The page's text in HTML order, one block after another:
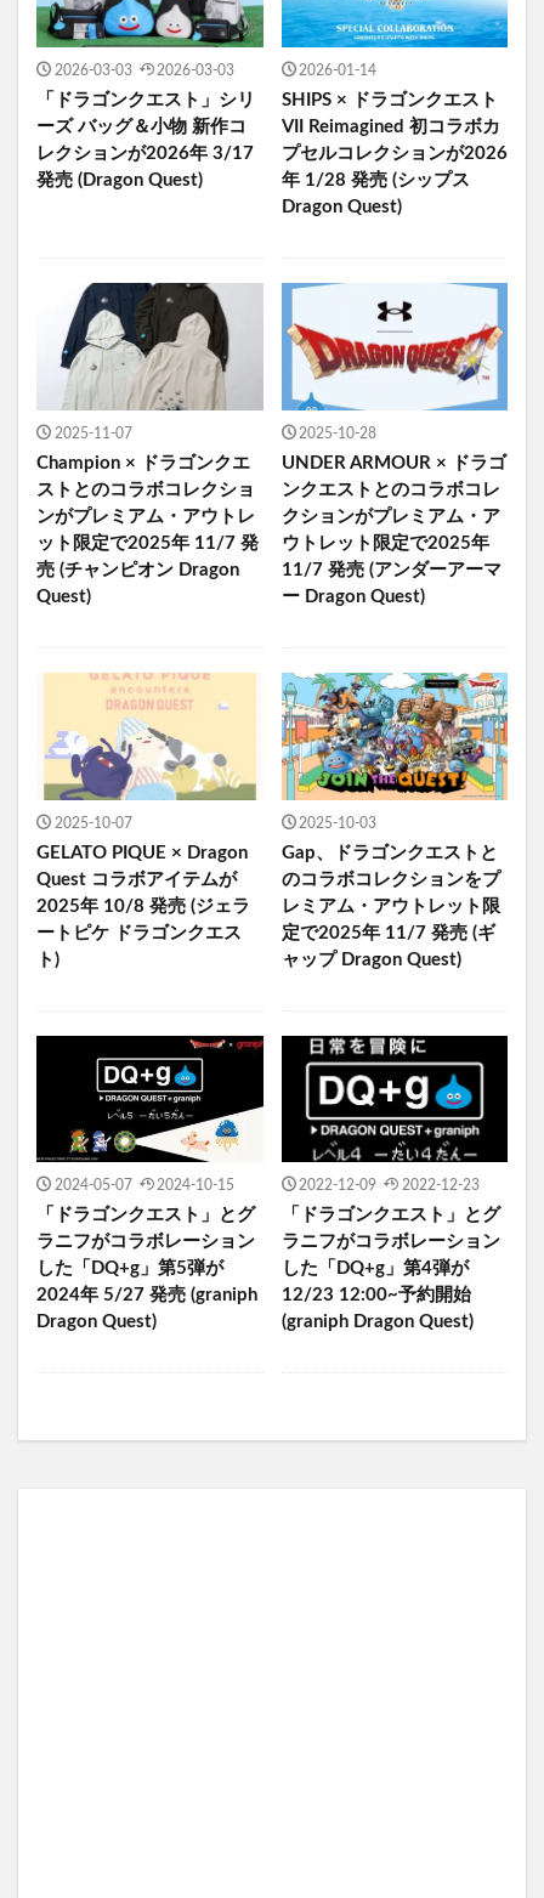
2026-03-03 2026-03-03
「ドラゴンクエスト」シリ
ーズ バッグ＆小物 新作コ
レクションが2026年 3/17
発売 (Dragon Quest)
2026-01-14
SHIPS × ドラゴンクエスト
VII Reimagined 初コラボカ
プセルコレクションが2026
年 1/28 発売 (シップス
Dragon Quest)
2025-11-07
Champion × ドラゴンクエ
ストとのコラボコレクショ
ンがプレミアム・アウトレ
ット限定で2025年 11/7 発
売 (チャンピオン Dragon
Quest)
2025-10-28
UNDER ARMOUR × ドラゴ
ンクエストとのコラボコレ
クションがプレミアム・ア
ウトレット限定で2025年
11/7 発売 (アンダーアーマ
ー Dragon Quest)
2025-10-07
GELATO PIQUE × Dragon
Quest コラボアイテムが
2025年 10/8 発売 (ジェラ
ートピケ ドラゴンクエス
ト)
2025-10-03
Gap、ドラゴンクエストと
のコラボコレクションをプ
レミアム・アウトレット限
定で2025年 11/7 発売 (ギ
ャップ Dragon Quest)
2024-05-07 2024-10-15
「ドラゴンクエスト」とグ
ラニフがコラボレーション
した「DQ+g」第5弾が
2024年 5/27 発売 (graniph
Dragon Quest)
2022-12-09 2022-12-23
「ドラゴンクエスト」とグ
ラニフがコラボレーション
した「DQ+g」第4弾が
12/23 12:00~予約開始
(graniph Dragon Quest)